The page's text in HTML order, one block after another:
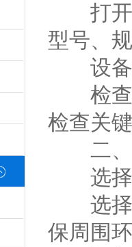
打开
型号、
设备
检查
检查关
二、
选择
选择
保周围